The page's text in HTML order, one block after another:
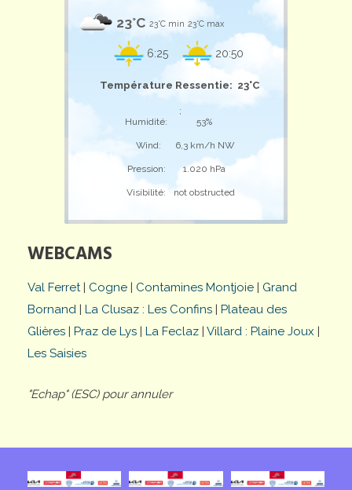
23°C 23°C min 23°C max
6:25 20:50
Température Ressentie: 23°C
;
Humidité:
53%
Wind: 6,3 km/h NW
Pression: 1.020 hPa
Visibilité: not obstructed
WEBCAMS
Val Ferret| Cogne | Contamines Montjoie | Grand
Bornand | La Clusaz : Les Confins | Plateau des
Glières | Praz de Lys | La Feclaz | Villard : Plaine Joux |
Les Saisies
"Echap" (ESC) pour annuler